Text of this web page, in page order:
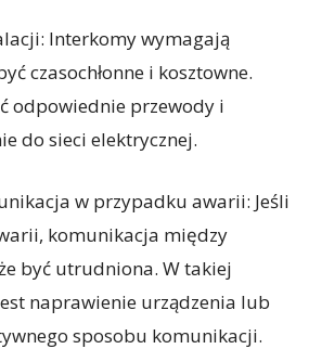
Interkomy wymagają
czasochłonne i kosztowne.
odpowiednie przewody i
do sieci elektrycznej.
w przypadku awarii: Jeśli
komunikacja między
być utrudniona. W takiej
naprawienie urządzenia lub
sposobu komunikacji.